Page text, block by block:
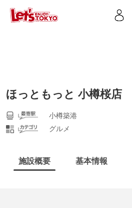
ほっともっと 小樽桜店
小樽築港
グルメ
施設概要 基本情報